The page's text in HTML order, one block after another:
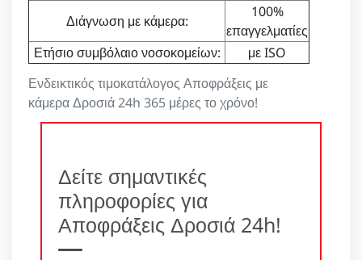
Ενδεικτικός τιμοκατάλογος Αποφράξεις με
κάμερα Δροσιά 24h 365 μέρες το χρόνο!
Διάγνωση με κάμερα:
100%
επαγγελματίες
Ετήσιο συμβόλαιο νοσοκομείων:
με ISO
Δείτε σημαντικές
πληροφορίες για
Αποφράξεις Δροσιά 24h!